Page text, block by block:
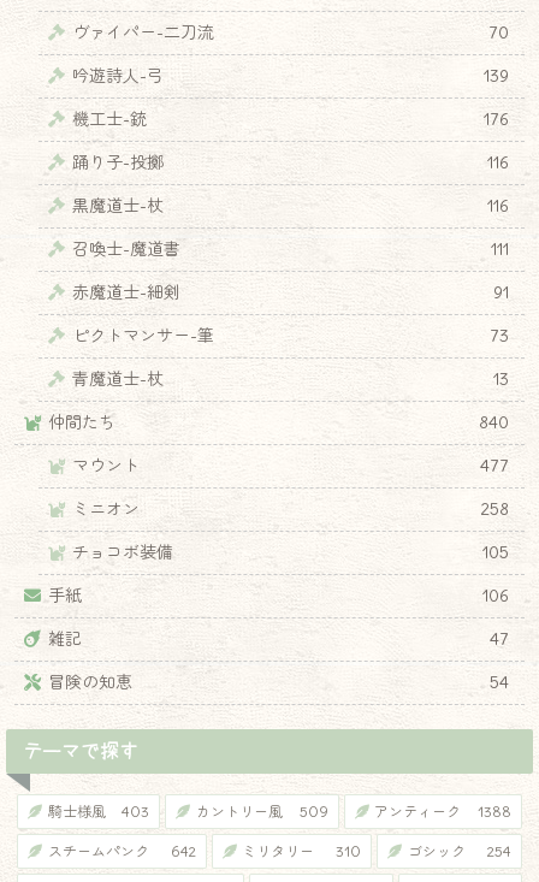
ヴァイパー-二刀流
70
吟遊詩人-弓
139
機工士-銃
176
踊り子-投擲
116
黒魔道士-杖
116
召喚士-魔道書
111
赤魔道士-細剣
91
ピクトマンサー-筆
73
青魔道士-杖
13
仲間たち
840
マウント
477
ミニオン
258
チョコボ装備
105
手紙
106
雑記
47
冒険の知恵
54
テーマで探す
騎士様風 403 カントリー風 509 アンティーク 1388
スチームパンク 642 ミリタリー 310 ゴシック 254